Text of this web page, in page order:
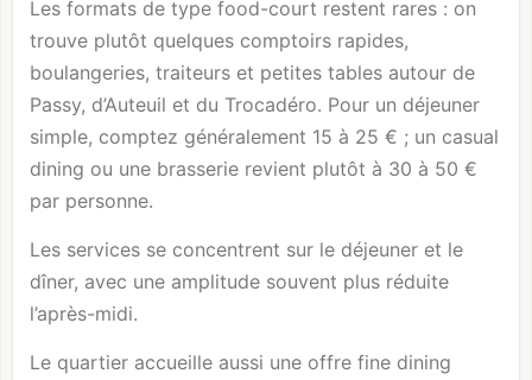
Les formats de type food-court restent rares : on
trouve plutôt quelques comptoirs rapides,
boulangeries, traiteurs et petites tables autour de
Passy, d’Auteuil et du Trocadéro. Pour un déjeuner
simple, comptez généralement 15 à 25 € ; un casual
dining ou une brasserie revient plutôt à 30 à 50 €
par personne.
Les services se concentrent sur le déjeuner et le
dîner, avec une amplitude souvent plus réduite
l’après-midi.
Le quartier accueille aussi une offre fine dining